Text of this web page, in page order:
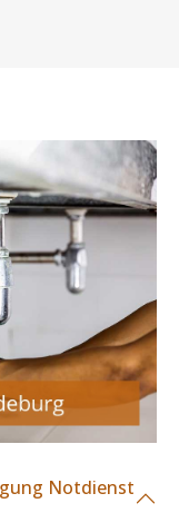
Notdienst